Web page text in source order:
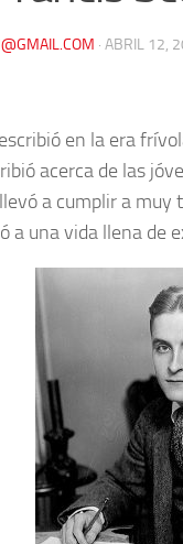
· ABRIL 12,
en la era
acerca de las
a cumplir a
a una vida llena de